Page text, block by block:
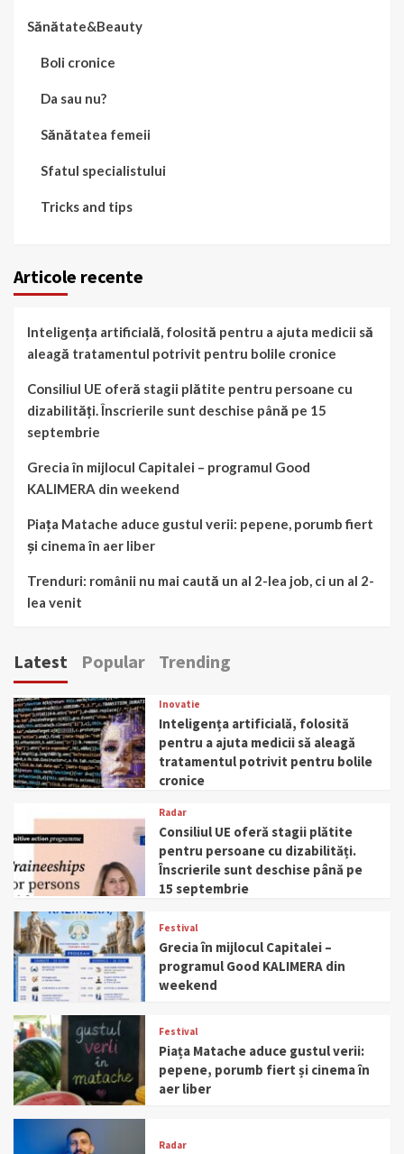
Sănătate&Beauty
Boli cronice
Da sau nu?
Sănătatea femeii
Sfatul specialistului
Tricks and tips
Articole recente
Inteligența artificială, folosită pentru a ajuta medicii să
aleagă tratamentul potrivit pentru bolile cronice
Consiliul UE oferă stagii plătite pentru persoane cu
dizabilități. Înscrierile sunt deschise până pe 15
septembrie
Grecia în mijlocul Capitalei – programul Good
KALIMERA din weekend
Piața Matache aduce gustul verii: pepene, porumb fiert
și cinema în aer liber
Trenduri: românii nu mai caută un al 2-lea job, ci un al 2-
lea venit
Latest Popular Trending
Inovatie
Inteligența artificială, folosită
pentru a ajuta medicii să aleagă
tratamentul potrivit pentru bolile
cronice
Radar
Consiliul UE oferă stagii plătite
pentru persoane cu dizabilități.
Înscrierile sunt deschise până pe
15 septembrie
Festival
Grecia în mijlocul Capitalei –
programul Good KALIMERA din
weekend
Festival
Piața Matache aduce gustul verii:
pepene, porumb fiert și cinema în
aer liber
Radar